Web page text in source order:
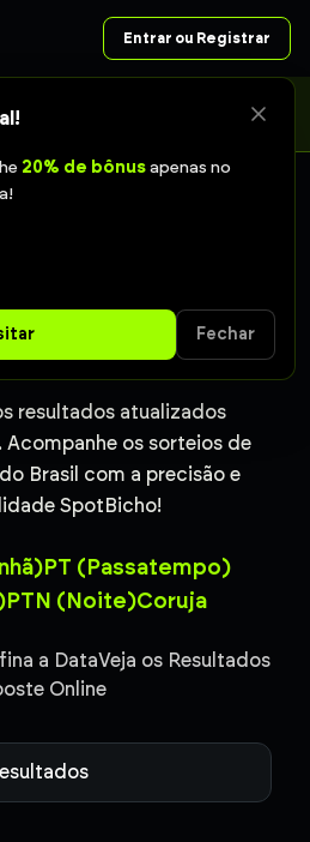
20% de bônusapenas no
Fechar
Entrar ou Registrar
da Federal: o sorteio de sábado
As apostas de sábado continuam
EM TEMPO REAL
do Jogo do
de hoje
resultados atualizados
Acompanhe os sorteios de
Brasil com a precisão e
SpotBicho!
PT (Passatempo)
PTN (Noite)Coruja
a DataVeja os Resultados
Online